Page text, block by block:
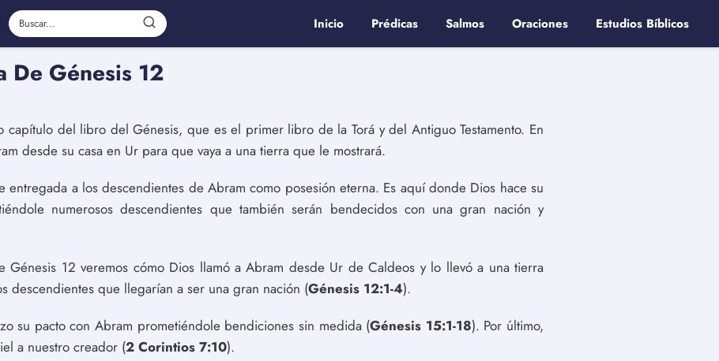
Inicio Prédicas Salmos Oraciones Estudios Bíblicos
De Génesis 12
del libro del Génesis, que es el primer libro de la Torá y del Antiguo Testamento. En
desde su casa en Ur para que vaya a una tierra que le mostrará.
entregada a los descendientes de Abram como posesión eterna. Es aquí donde Dios hace su
numerosos descendientes que también serán bendecidos con una gran nación y
Génesis 12 veremos cómo Dios llamó a Abram desde Ur de Caldeos y lo llevó a una tierra
descendientes que llegarían a ser una gran nación (Génesis 12:1-4).
su pacto con Abram prometiéndole bendiciones sin medida (Génesis 15:1-18). Por último,
a nuestro creador (2 Corintios 7:10).